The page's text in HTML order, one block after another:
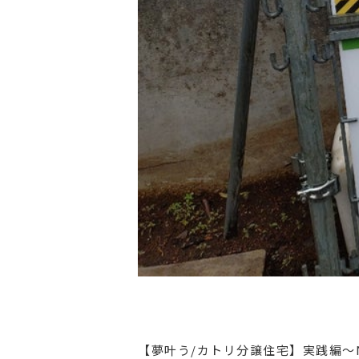
【夢叶う/カトリ分譲住宅】実践編